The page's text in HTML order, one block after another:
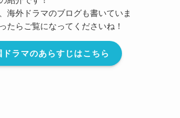
海外ドラマのブログも書いていま
たらご覧になってくださいね！
ドラマのあらすじはこちら